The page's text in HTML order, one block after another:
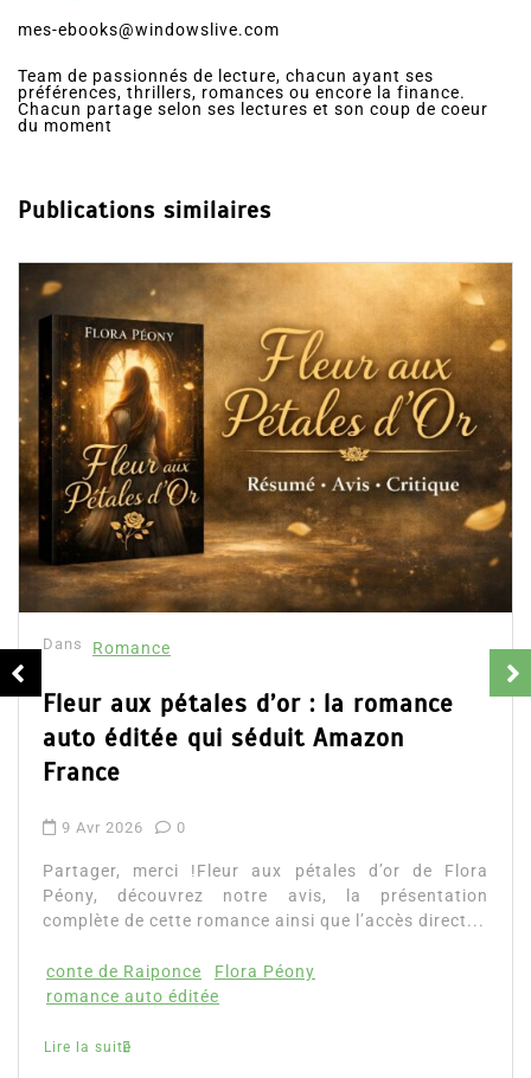
préférences, thrillers, romances ou encore la finance.
Chacun partage selon ses lectures et son coup de coeur
du moment
Publications similaires
Dans Romance
Collector Dear You (Intégrale) –
résumé et avis
16 Fév 2025 0
Partager, merci !Collector Dear You (Intégrale)
ainsi que l’accès direct au livre. Partager,...
Lire la suite